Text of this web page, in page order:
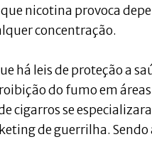
nicotina provoca
concentração.
há leis de proteção a
do fumo em
cigarros se
de guerrilha. Sendo